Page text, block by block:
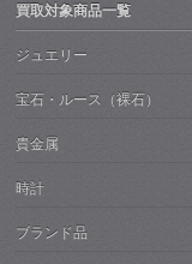
買取対象商品一覧
ジュエリー
宝石・ルース（裸石）
貴金属
時計
ブランド品